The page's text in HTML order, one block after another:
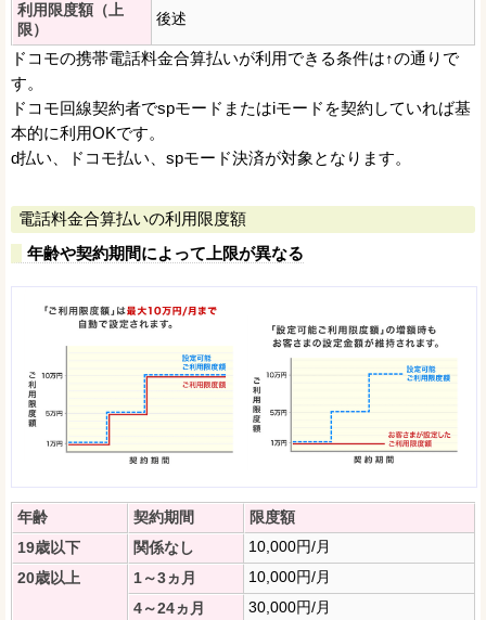
利用限度額（上
限）
後述
ドコモの携帯電話料金合算払いが利用できる条件は↑の通りで
す。
ドコモ回線契約者でspモードまたはiモードを契約していれば基
本的に利用OKです。
d払い、ドコモ払い、spモード決済が対象となります。
電話料金合算払いの利用限度額
年齢や契約期間によって上限が異なる
年齢 契約期間
限度額
19歳以下
関係なし
10,000円/月
20歳以上
1～3ヵ月
10,000円/月
4～24ヵ月
30,000円/月